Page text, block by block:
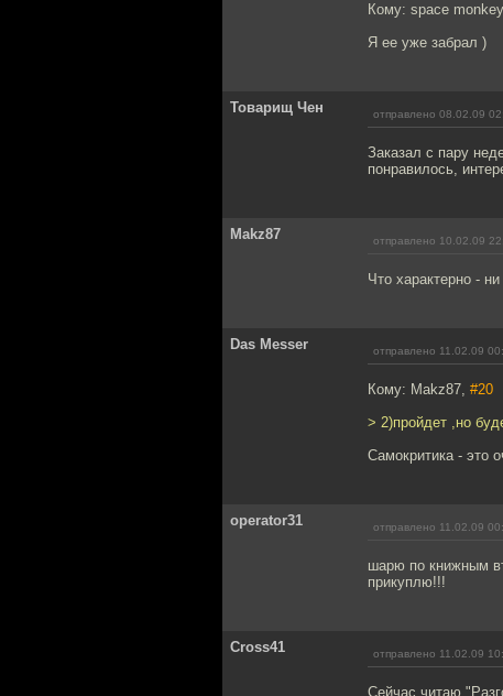
Кому: space
Я ее уже забрал )
Товарищ Чен отправлено 08.02.09
Заказал с пару
понравилось,
Makz87 отправлено 10.02.09
Что характерно -
Das Messer отправлено 11.02.09
Кому: Makz87, #20
> 2)пройдет ,но
Самокритика - это
operator31 отправлено 11.02.09
шарю по книжным
прикуплю!!!
Cross41 отправлено 11.02.09
Сейчас читаю